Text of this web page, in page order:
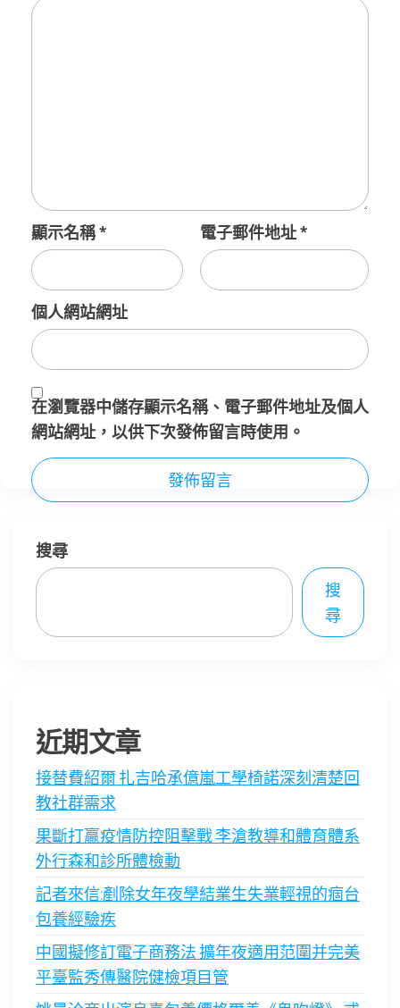
顯示名稱* 電子郵件地址*
個人網站網址
在瀏覽器中儲存顯示名稱、電子郵件地址及個人
網站網址，以供下次發佈留言時使用。
搜尋
搜
尋
近期文章
接替費紹爾 扎吉哈承億嵐工學椅諾深刻清楚回
教社群需求
果斷打贏疫情防控阻擊戰 李滄教導和體育體系
外行森和診所體檢動
記者來信:剷除女年夜學結業生失業輕視的痼台
包養經驗疾
中國擬修訂電子商務法 擴年夜適用范圍并完美
平臺監秀傳醫院健檢項目管